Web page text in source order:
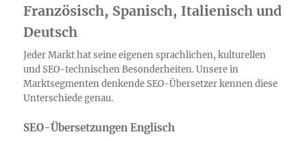
Französisch, Spanisch, Italienisch und
Deutsch
Jeder Markt hat seine eigenen sprachlichen, kulturellen
und SEO-technischen Besonderheiten. Unsere in
Marktsegmenten denkende SEO-Übersetzer kennen diese
Unterschiede genau.
SEO-Übersetzungen Englisch